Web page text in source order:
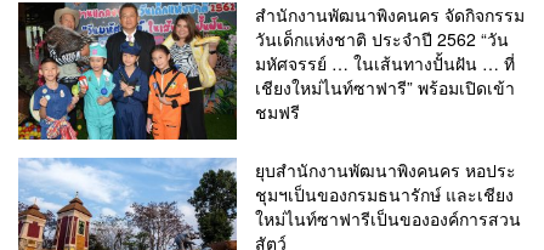
สำนักงานพัฒนาพิงคนคร จัดกิจกรรม
วันเด็กแห่งชาติ ประจำปี 2562 “วัน
มหัศจรรย์ … ในเส้นทางปั้นฝัน … ที่
เชียงใหม่ไนท์ซาฟารี” พร้อมเปิดเข้า
ชมฟรี
ยุบสำนักงานพัฒนาพิงคนคร หอประ
ชุมฯเป็นของกรมธนารักษ์ และเชียง
ใหม่ไนท์ซาฟารีเป็นขององค์การสวน
สัตว์